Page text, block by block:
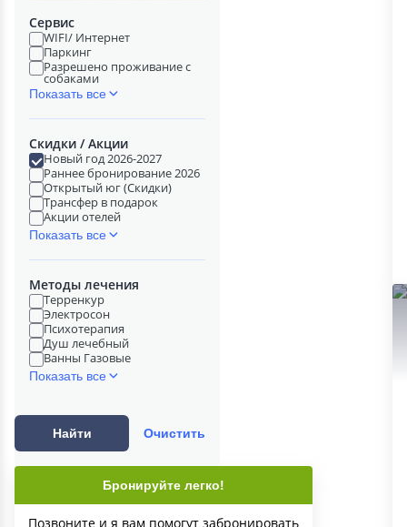
Сервис
WIFI/ Интернет
Паркинг
Разрешено проживание с
собаками
Показать все
Скидки / Акции
Новый год 2026-2027
Раннее бронирование 2026
Открытый юг (Скидки)
Трансфер в подарок
Акции отелей
Показать все
Методы лечения
Терренкур
Электросон
Психотерапия
Душ лечебный
Ванны Газовые
Показать все
Найти Очистить
Бронируйте легко!
Позвоните и я вам помогут забронировать